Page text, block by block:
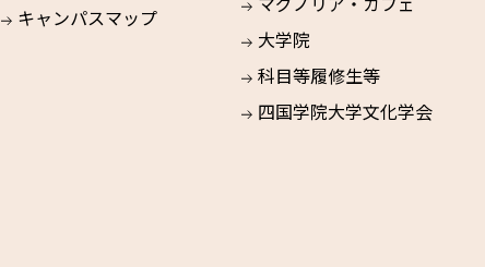
キャンパスマップ
大学院
科目等履修生等
四国学院大学文化学会